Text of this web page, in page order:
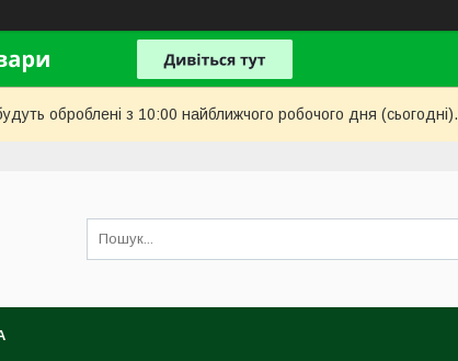
оброблені з 10:00 найближчого робочого дня (сьогодні).